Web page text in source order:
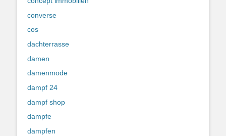
converse
cos
dachterrasse
damen
damenmode
dampf 24
dampf shop
dampfe
dampfen